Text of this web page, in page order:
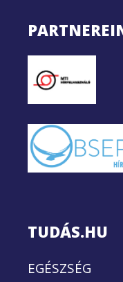
TUDÁS.HU
EGÉSZSÉG